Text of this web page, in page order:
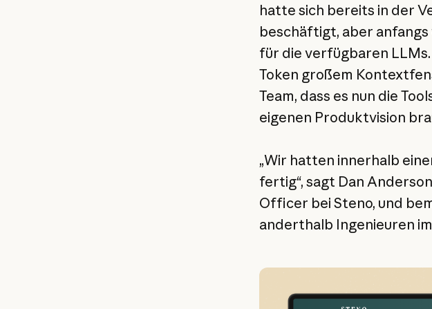
hatte sich bereits in der
beschäftigt, aber
für die verfügbaren
Token großem
Team, dass es nun die
eigenen Produktvision
„Wir hatten innerhalb
fertig“, sagt Dan
Officer bei Steno, und
anderthalb Ingenieuren